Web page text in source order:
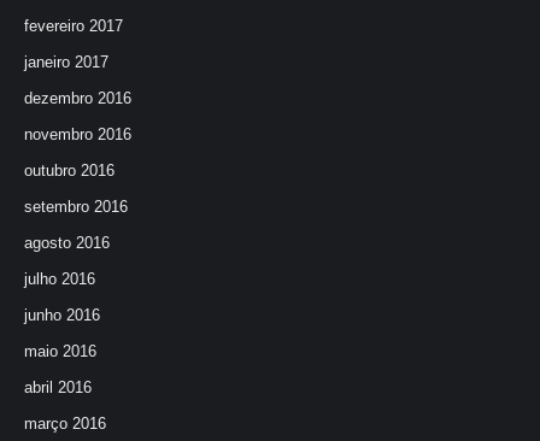
fevereiro 2017
janeiro 2017
dezembro 2016
novembro 2016
outubro 2016
setembro 2016
agosto 2016
julho 2016
junho 2016
maio 2016
abril 2016
março 2016